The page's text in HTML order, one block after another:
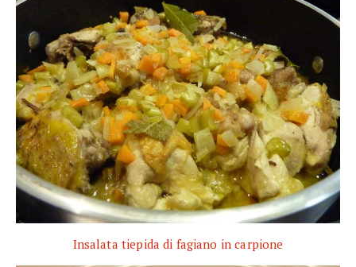
Insalata tiepida di fagiano in carpione